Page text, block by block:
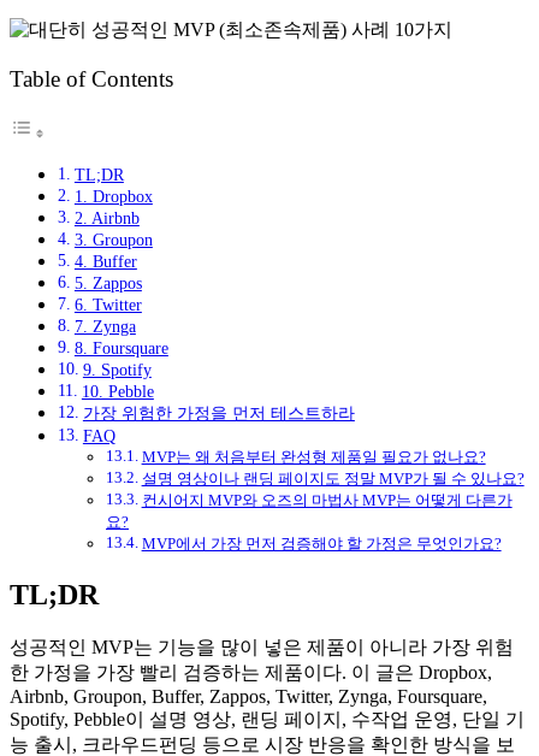
Table of Contents
TL;DR
1. Dropbox
2. Airbnb
3. Groupon
4. Buffer
5. Zappos
6. Twitter
7. Zynga
8. Foursquare
9. Spotify
10. Pebble
가장 위험한 가정을 먼저 테스트하라
FAQ
MVP는 왜 처음부터 완성형 제품일 필요가 없나요?
설명 영상이나 랜딩 페이지도 정말 MVP가 될 수 있나요?
컨시어지 MVP와 오즈의 마법사 MVP는 어떻게 다른가
요?
MVP에서 가장 먼저 검증해야 할 가정은 무엇인가요?
TL;DR
성공적인 MVP는 기능을 많이 넣은 제품이 아니라 가장 위험
한 가정을 가장 빨리 검증하는 제품이다. 이 글은 Dropbox,
Airbnb, Groupon, Buffer, Zappos, Twitter, Zynga, Foursquare,
Spotify, Pebble이 설명 영상, 랜딩 페이지, 수작업 운영, 단일 기
능 출시, 크라우드펀딩 등으로 시장 반응을 확인한 방식을 보